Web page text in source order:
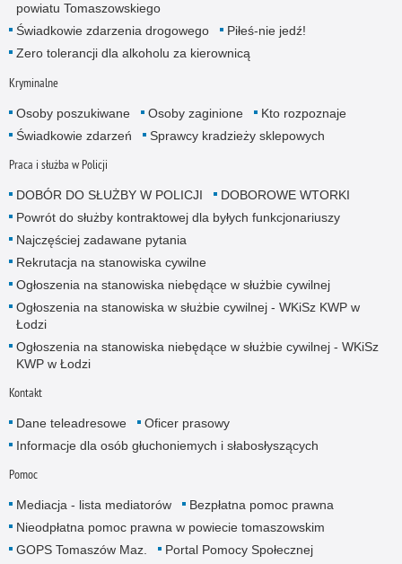
powiatu Tomaszowskiego
Świadkowie zdarzenia drogowego
Piłeś-nie jedź!
Zero tolerancji dla alkoholu za kierownicą
Kryminalne
Osoby poszukiwane Osoby zaginione
Kto rozpoznaje
Świadkowie zdarzeń
Sprawcy kradzieży sklepowych
Praca i służba w Policji
DOBÓR DO SŁUŻBY W POLICJI
DOBOROWE WTORKI
Powrót do służby kontraktowej dla byłych funkcjonariuszy
Najczęściej zadawane pytania
Rekrutacja na stanowiska cywilne
Ogłoszenia na stanowiska niebędące w służbie cywilnej
Ogłoszenia na stanowiska w służbie cywilnej - WKiSz KWP w
Łodzi
Ogłoszenia na stanowiska niebędące w służbie cywilnej - WKiSz
KWP w Łodzi
Kontakt
Dane teleadresowe
Oficer prasowy
Informacje dla osób głuchoniemych i słabosłyszących
Pomoc
Mediacja - lista mediatorów
Bezpłatna pomoc prawna
Nieodpłatna pomoc prawna w powiecie tomaszowskim
GOPS Tomaszów Maz.
Portal Pomocy Społecznej